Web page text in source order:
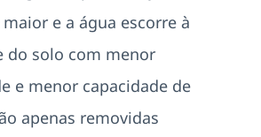
e a água escorre à
do solo com menor
e menor capacidade de
apenas removidas